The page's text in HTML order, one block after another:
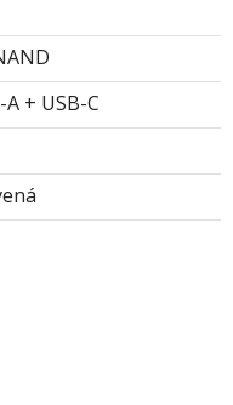
A + USB-C